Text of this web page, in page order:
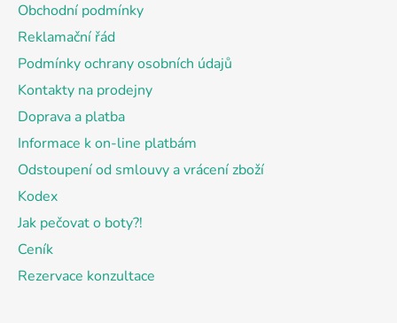
Obchodní podmínky
Reklamační řád
Podmínky ochrany osobních údajů
Kontakty na prodejny
Doprava a platba
Informace k on-line platbám
Odstoupení od smlouvy a vrácení zboží
Kodex
Jak pečovat o boty?!
Ceník
Rezervace konzultace